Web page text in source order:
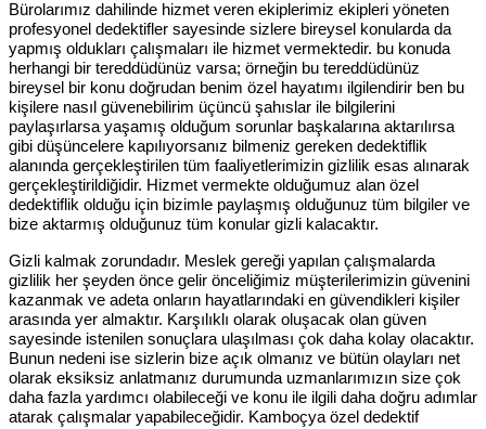
Bürolarımız dahilinde hizmet veren ekiplerimiz ekipleri yöneten
profesyonel dedektifler sayesinde sizlere bireysel konularda da
yapmış oldukları çalışmaları ile hizmet vermektedir. bu konuda
herhangi bir tereddüdünüz varsa; örneğin bu tereddüdünüz
bireysel bir konu doğrudan benim özel hayatımı ilgilendirir ben bu
kişilere nasıl güvenebilirim üçüncü şahıslar ile bilgilerini
paylaşırlarsa yaşamış olduğum sorunlar başkalarına aktarılırsa
gibi düşüncelere kapılıyorsanız bilmeniz gereken dedektiflik
alanında gerçekleştirilen tüm faaliyetlerimizin gizlilik esas alınarak
gerçekleştirildiğidir. Hizmet vermekte olduğumuz alan özel
dedektiflik olduğu için bizimle paylaşmış olduğunuz tüm bilgiler ve
bize aktarmış olduğunuz tüm konular gizli kalacaktır.
Gizli kalmak zorundadır. Meslek gereği yapılan çalışmalarda
gizlilik her şeyden önce gelir önceliğimiz müşterilerimizin güvenini
kazanmak ve adeta onların hayatlarındaki en güvendikleri kişiler
arasında yer almaktır. Karşılıklı olarak oluşacak olan güven
sayesinde istenilen sonuçlara ulaşılması çok daha kolay olacaktır.
Bunun nedeni ise sizlerin bize açık olmanız ve bütün olayları net
olarak eksiksiz anlatmanız durumunda uzmanlarımızın size çok
daha fazla yardımcı olabileceği ve konu ile ilgili daha doğru adımlar
atarak çalışmalar yapabileceğidir. Kamboçya özel dedektif